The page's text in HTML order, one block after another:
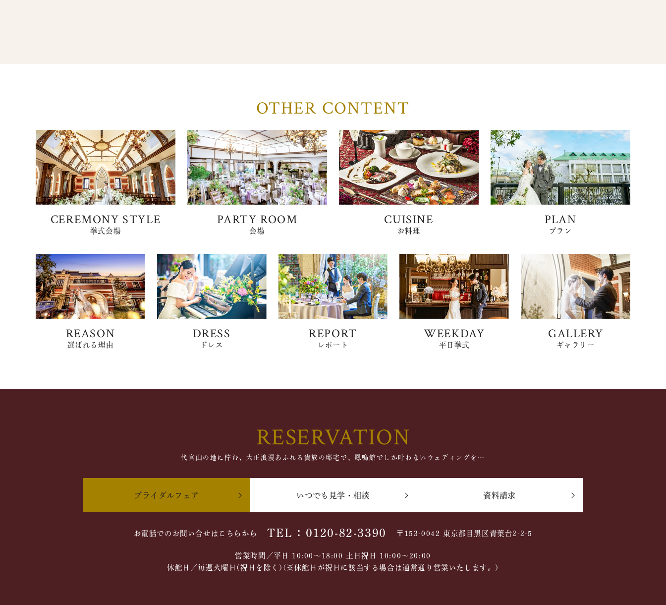
OTHER CONTENT
CEREMONY STYLE
挙式会場
PARTY ROOM
会場
CUISINE
お料理
PLAN
プラン
REASON
選ばれる理由
DRESS
ドレス
REPORT
レポート
WEEKDAY
平日挙式
GALLERY
ギャラリー
RESERVATION
代官山の地に佇む、大正浪漫あふれる貴族の邸宅で、鳳鳴館でしか叶わないウェディングを…
ブライダルフェア いつでも見学・相談 資料請求
お電話でのお問い合せはこちらから TEL：0120-82-3390 〒153-0042 東京都目黒区青葉台2-2-5
営業時間／平日 10:00～18:00 土日祝日 10:00〜20:00
休館日／毎週火曜日(祝日を除く)(※休館日が祝日に該当する場合は通常通り営業いたします。)